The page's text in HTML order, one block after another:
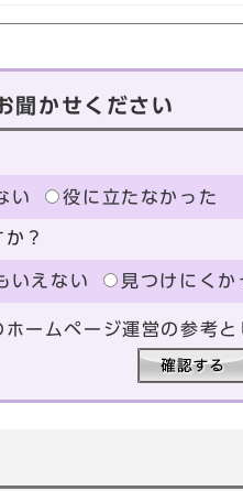
聞かせください
い 役に立たなかった
？
いえない 見つけにくか
ームページ運営の参考と